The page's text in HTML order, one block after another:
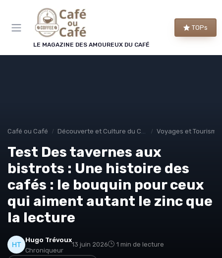
LE MAGAZINE DES AMOUREUX DU CAFÉ
TOPs
Café ou Café Découverte et Culture du Café Voyages et
Test Des tavernes aux
bistrots : Une histoire des
cafés : le bouquin pour ceux
qui aiment autant le zinc que
la lecture
Hugo Trévoux
Chroniqueur
13 juin 2026 1 min de lecture
Panneau de gestion des cookies